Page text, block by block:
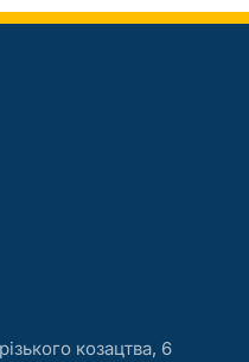
козацтва, 6